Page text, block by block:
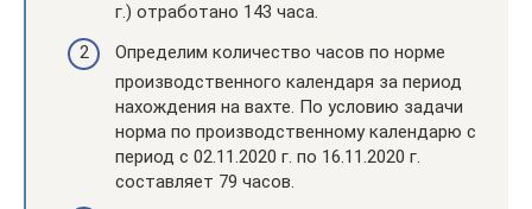
г.) отработано 143 часа.
Определим количество часов по норме
производственного календаря за период
нахождения на вахте. По условию задачи
норма по производственному календарю с
период с 02.11.2020 г. по 16.11.2020 г.
составляет 79 часов.